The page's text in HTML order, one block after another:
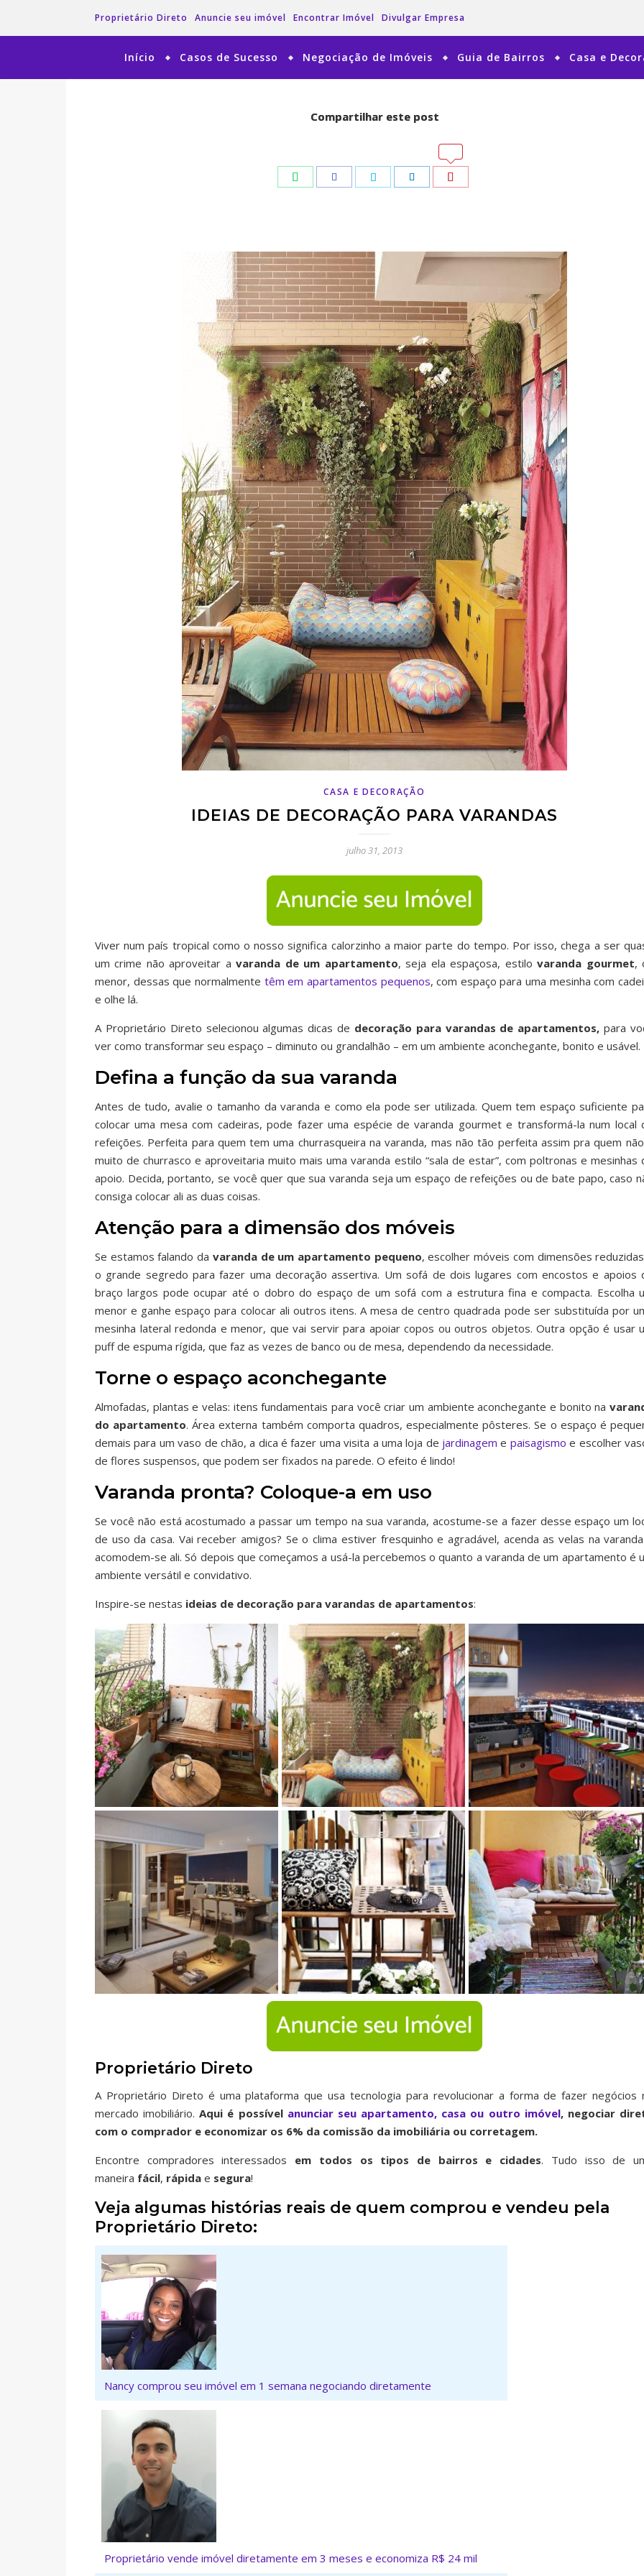
Proprietário Direto Anuncie seu imóvel Encontrar Imóvel Divulgar Empresa
Início Casos de Sucesso Negociação de Imóveis Guia de Bairros Casa e
CASA E DECORAÇÃO
IDEIAS DE DECORAÇÃO PARA VARANDAS
julho 31, 2013
Compartilhar este post
WhatsAppFacebook LinkedIn
Viver num país tropical como o nosso significa calorzinho a maior parte do tempo. Por isso, chega a ser
um crime não aproveitar avaranda de um apartamento, seja ela espaçosa, estilovaranda gourmet,
menor, dessas que normalmente têm em apartamentos pequenos, com espaço para uma mesinha com
e olhe lá.
A Proprietário Direto selecionou algumas dicas de decoração para varandas de apartamentos, para
ver como transformar seu espaço – diminuto ou grandalhão – em um ambiente aconchegante, bonito e usável.
Defina a função da sua varanda
Antes de tudo, avalie o tamanho da varanda e como ela pode ser utilizada. Quem tem espaço suficiente
colocar uma mesa com cadeiras, pode fazer uma espécie de varanda gourmet e transformá-la num local
refeições. Perfeita para quem tem uma churrasqueira na varanda, mas não tão perfeita assim pra quem
muito de churrasco e aproveitaria muito mais uma varanda estilo “sala de estar”, com poltronas e mesinhas
apoio. Decida, portanto, se você quer que sua varanda seja um espaço de refeições ou de bate papo, caso
consiga colocar ali as duas coisas.
Atenção para a dimensão dos móveis
Se estamos falando da varanda de um apartamento pequeno, escolher móveis com dimensões
o grande segredo para fazer uma decoração assertiva. Um sofá de dois lugares com encostos e apoios
braço largos pode ocupar até o dobro do espaço de um sofá com a estrutura fina e compacta. Escolha
menor e ganhe espaço para colocar ali outros itens. A mesa de centro quadrada pode ser substituída por
mesinha lateral redonda e menor, que vai servir para apoiar copos ou outros objetos. Outra opção é usar
puff de espuma rígida, que faz as vezes de banco ou de mesa, dependendo da necessidade.
Torne o espaço aconchegante
Almofadas, plantas e velas: itens fundamentais para você criar um ambiente aconchegante e bonito na
do apartamento. Área externa também comporta quadros, especialmente pôsteres. Se o espaço é
demais para um vaso de chão, a dica é fazer uma visita a uma loja de jardinagem e paisagismo e escolher
de flores suspensos, que podem ser fixados na parede. O efeito é lindo!
Varanda pronta? Coloque-a em uso
Se você não está acostumado a passar um tempo na sua varanda, acostume-se a fazer desse espaço um
de uso da casa. Vai receber amigos? Se o clima estiver fresquinho e agradável, acenda as velas na
acomodem-se ali. Só depois que começamos a usá-la percebemos o quanto a varanda de um apartamento é
ambiente versátil e convidativo.
Inspire-se nestas ideias de decoração para varandas de apartamentos:
Proprietário Direto
A Proprietário Direto é uma plataforma que usa tecnologia para revolucionar a forma de fazer negócios
mercado imobiliário.Aqui é possível anunciar seu apartamento, casa ou outro imóvel, negociar
com o comprador e economizar os 6% da comissão da imobiliária ou corretagem.
Encontre compradores interessados em todos os tipos de bairros e cidades. Tudo isso de
maneira fácil, rápida e segura!
Veja algumas histórias reais de quem comprou e vendeu pela
Proprietário Direto:
Nancy comprou seu imóvel em 1 semana negociando diretamente
Proprietário vende imóvel diretamente em 3 meses e economiza R$ 24 mil
Compartilhar este post
WhatsAppFacebook LinkedIn